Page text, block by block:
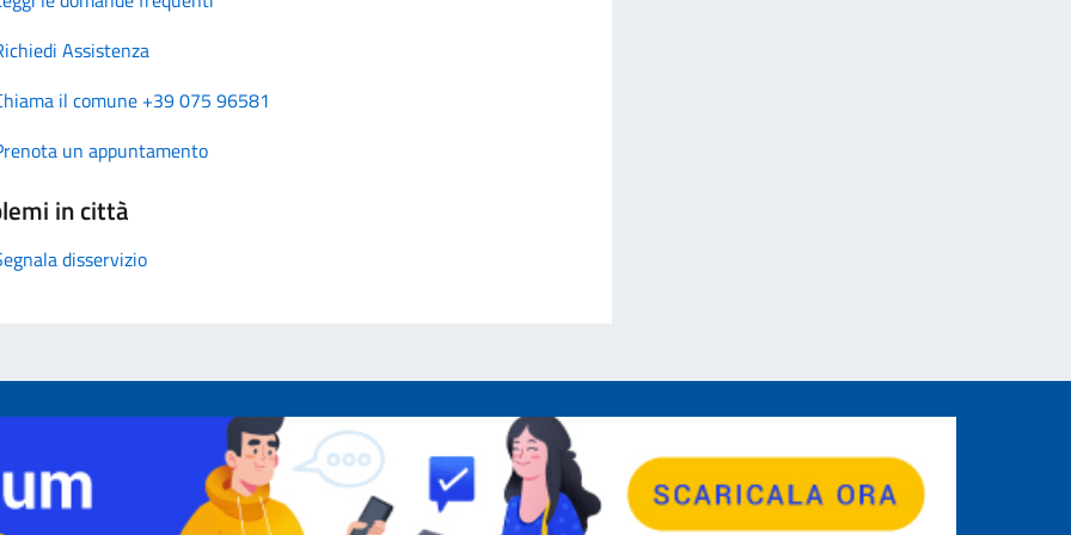
Assistenza
il comune +39 075 96581
un appuntamento
in città
disservizio